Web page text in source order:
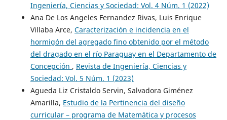
Ingeniería, Ciencias y Sociedad: Vol. 4 Núm. 1 (2022)
Ana De Los Angeles Fernandez Rivas, Luis Enrique
Villaba Arce, Caracterización e incidencia en el
hormigón del agregado fino obtenido por el método
del dragado en el río Paraguay en el Departamento de
Concepción , Revista de Ingeniería, Ciencias y
Sociedad: Vol. 5 Núm. 1 (2023)
Agueda Liz Cristaldo Servin, Salvadora Giménez
Amarilla, Estudio de la Pertinencia del diseño
curricular – programa de Matemática y procesos